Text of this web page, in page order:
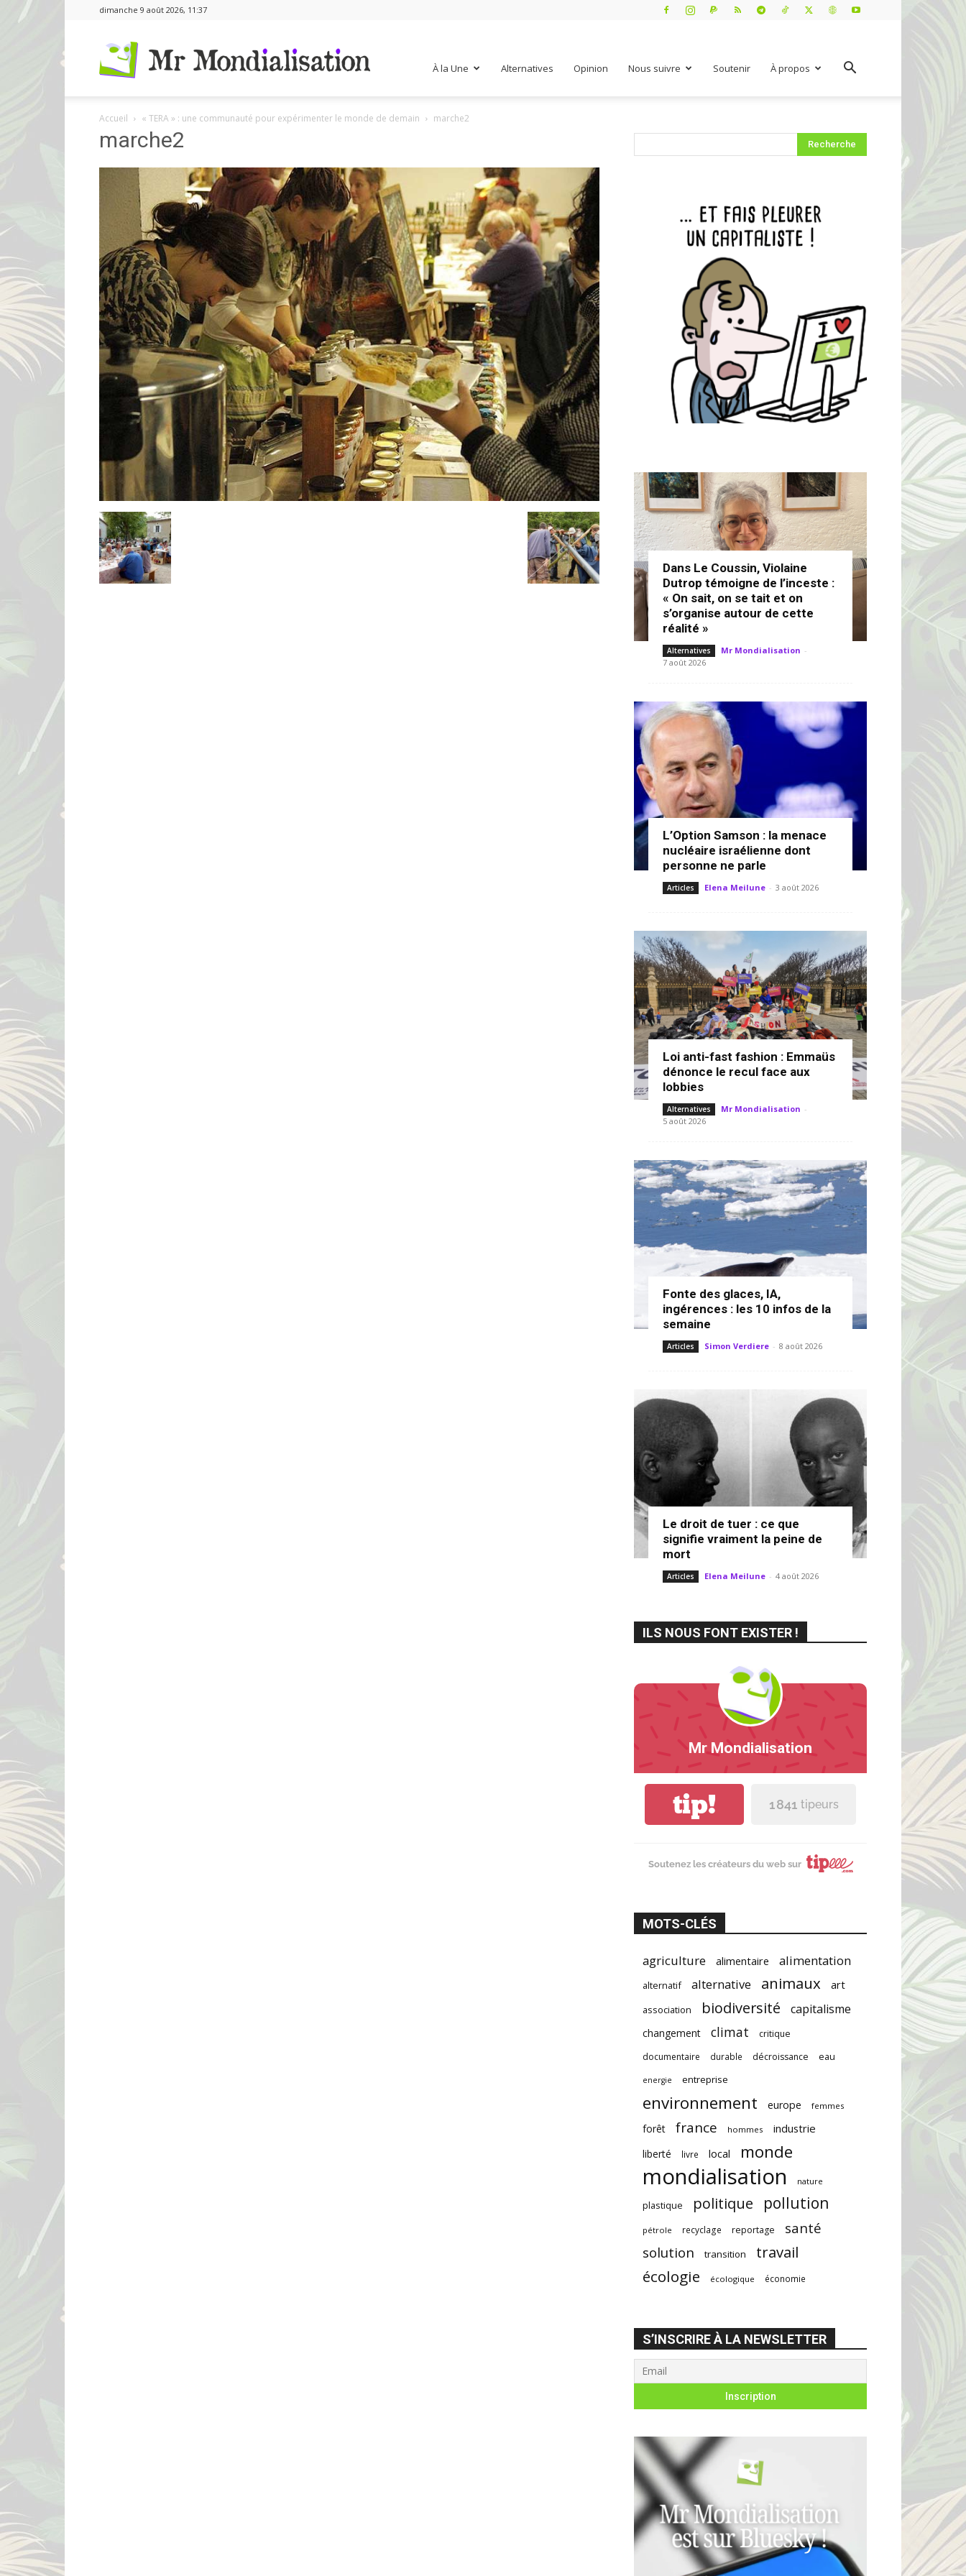
dimanche 9 août 2026, 11:37
À la Une Alternatives Opinion Nous suivre Soutenir À propos
Accueil « TERA » : une communauté pour expérimenter le monde de demain marche2
marche2
Dans Le Coussin, Violaine
Dutrop témoigne de l’inceste :
« On sait, on se tait et on
s’organise autour de cette
réalité »
Alternatives Mr Mondialisation -
7 août 2026
L’Option Samson : la menace
nucléaire israélienne dont
personne ne parle
Articles Elena Meilune - 3 août 2026
Loi anti-fast fashion : Emmaüs
dénonce le recul face aux
lobbies
Alternatives Mr Mondialisation -
5 août 2026
Fonte des glaces, IA,
ingérences : les 10 infos de la
semaine
Articles Simon Verdiere - 8 août 2026
Le droit de tuer : ce que
signifie vraiment la peine de
mort
Articles Elena Meilune - 4 août 2026
ILS NOUS FONT EXISTER !
Mr Mondialisation
tip! 1 841 tipeurs
Soutenez les créateurs du web sur
MOTS-CLÉS
agriculture alimentaire alimentation
alternatif alternative animaux art
association biodiversité capitalisme
changement climat
critique
documentaire
durable décroissance eau
energie entreprise
environnement europe femmes
forêt france hommes industrie
liberté livre local monde
mondialisation nature
plastique politique pollution
pétrole recyclage reportage
santé
solution
transition
travail
écologie
écologique économie
S’INSCRIRE À LA NEWSLETTER